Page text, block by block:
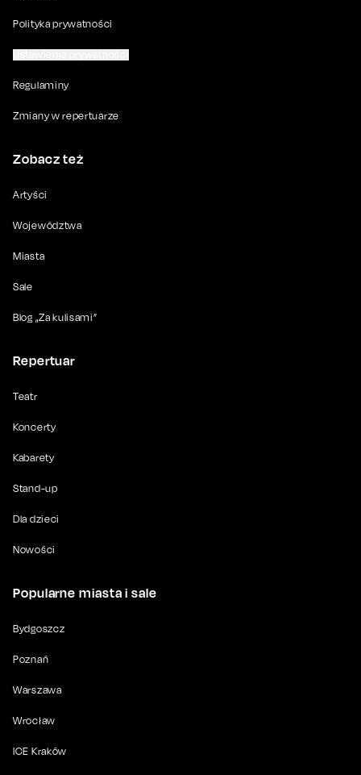
Polityka prywatności
Regulaminy
Zmiany w repertuarze
Zobacz też
Artyści
Województwa
Miasta
Sale
Blog „Za kulisami”
Repertuar
Teatr
Koncerty
Kabarety
Stand-up
Dla dzieci
Nowości
Popularne miasta i sale
Bydgoszcz
Poznań
Warszawa
Wrocław
ICE Kraków